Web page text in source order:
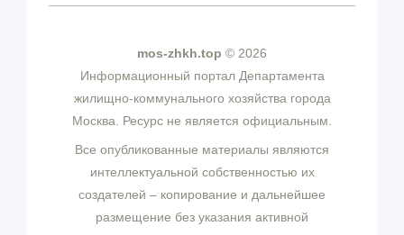
mos-zhkh.top © 2026
Информационный портал Департамента
жилищно-коммунального хозяйства города
Москва. Ресурс не является официальным.
Все опубликованные материалы являются
интеллектуальной собственностью их
создателей – копирование и дальнейшее
размещение без указания активной